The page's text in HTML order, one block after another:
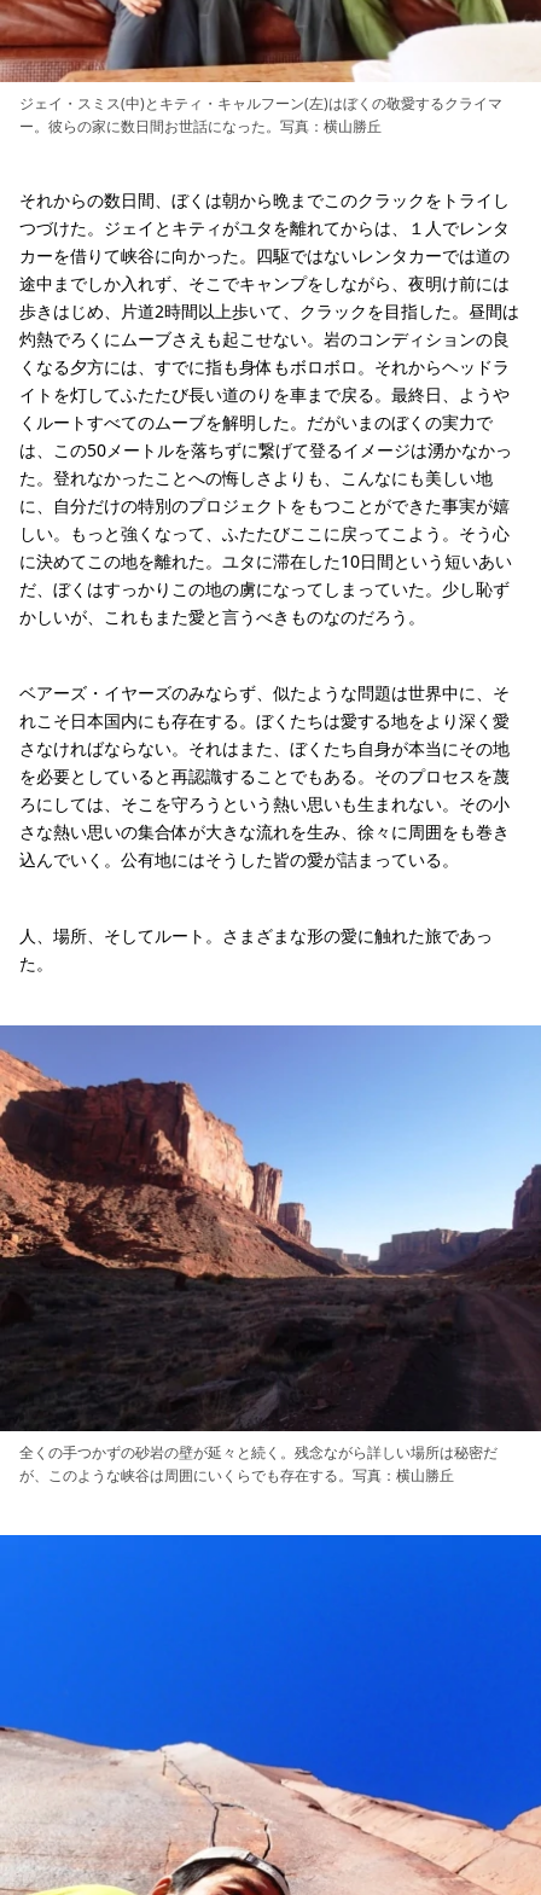
ジェイ・スミス(中)とキティ・キャルフーン(左)はぼくの敬愛するクライマ
ー。彼らの家に数日間お世話になった。写真：横山勝丘
それからの数日間、ぼくは朝から晩までこのクラックをトライし
つづけた。ジェイとキティがユタを離れてからは、１人でレンタ
カーを借りて峡谷に向かった。四駆ではないレンタカーでは道の
途中までしか入れず、そこでキャンプをしながら、夜明け前には
歩きはじめ、片道2時間以上歩いて、クラックを目指した。昼間は
灼熱でろくにムーブさえも起こせない。岩のコンディションの良
くなる夕方には、すでに指も身体もボロボロ。それからヘッドラ
イトを灯してふたたび長い道のりを車まで戻る。最終日、ようや
くルートすべてのムーブを解明した。だがいまのぼくの実力で
は、この50メートルを落ちずに繋げて登るイメージは湧かなかっ
た。登れなかったことへの悔しさよりも、こんなにも美しい地
に、自分だけの特別のプロジェクトをもつことができた事実が嬉
しい。もっと強くなって、ふたたびここに戻ってこよう。そう心
に決めてこの地を離れた。ユタに滞在した10日間という短いあい
だ、ぼくはすっかりこの地の虜になってしまっていた。少し恥ず
かしいが、これもまた愛と言うべきものなのだろう。
ベアーズ・イヤーズのみならず、似たような問題は世界中に、そ
れこそ日本国内にも存在する。ぼくたちは愛する地をより深く愛
さなければならない。それはまた、ぼくたち自身が本当にその地
を必要としていると再認識することでもある。そのプロセスを蔑
ろにしては、そこを守ろうという熱い思いも生まれない。その小
さな熱い思いの集合体が大きな流れを生み、徐々に周囲をも巻き
込んでいく。公有地にはそうした皆の愛が詰まっている。
人、場所、そしてルート。さまざまな形の愛に触れた旅であっ
た。
全くの手つかずの砂岩の壁が延々と続く。残念ながら詳しい場所は秘密だ
が、このような峡谷は周囲にいくらでも存在する。写真：横山勝丘